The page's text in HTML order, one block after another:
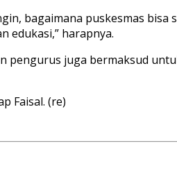
bagaimana puskesmas
edukasi,” harapnya.
pengurus juga bermaksud
Faisal. (re)